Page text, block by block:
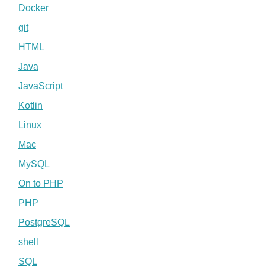
Docker
git
HTML
Java
JavaScript
Kotlin
Linux
Mac
MySQL
On to PHP
PHP
PostgreSQL
shell
SQL